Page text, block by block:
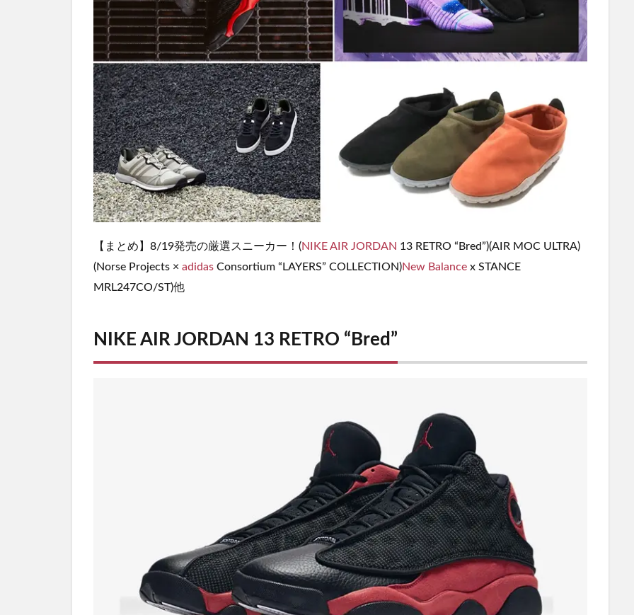
【まとめ】8/19発売の厳選スニーカー！(NIKEAIR JORDAN 13 RETRO “Bred”)(AIR MOC ULTRA)
(Norse Projects × adidas Consortium “LAYERS” COLLECTION)New Balance x STANCE
MRL247CO/ST)他
NIKE AIR JORDAN 13 RETRO “Bred”